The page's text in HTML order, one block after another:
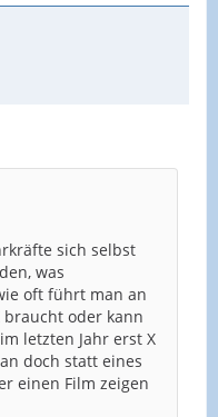
sich selbst
was
oft führt man an
braucht oder kann
letzten Jahr erst X
doch statt eines
einen Film zeigen